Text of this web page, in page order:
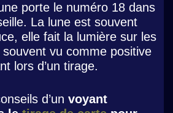
porte le numéro 18 dans
La lune est souvent
elle fait la lumière sur les
vu comme positive
lors d’un tirage.
d’un voyant